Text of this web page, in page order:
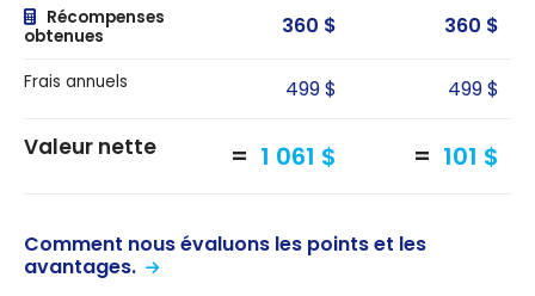
Récompenses
obtenues
360 $ 360 $
Frais annuels 499 $ 499 $
Valeur nette 1 061 $ 101 $
Comment nous évaluons les points et les
avantages.